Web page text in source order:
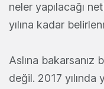
neler yapılacağı
yılına kadar
Aslına bakarsanız
değil. 2017 yılında